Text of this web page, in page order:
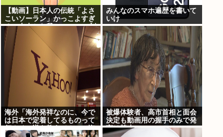
【動画】日本人の伝統「よさ
こいソーラン」かっこよすぎ
る。古来から我々のDNAに刻
まれた踊り
みんなのスマホ遍歴を書いて
いけ
海外「海外発祥なのに、今で
は日本で定着してるものって
何？その逆も教えて！」（海
被爆体験者、高市首相と面会
決定も動画用の握手のみで発
言は禁止www